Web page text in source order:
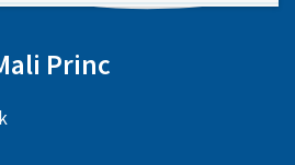
Princ